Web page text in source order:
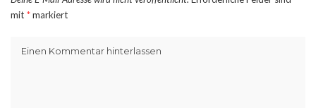
mit *markiert